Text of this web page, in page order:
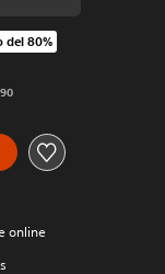
di CHF 49.90
del 80%
online